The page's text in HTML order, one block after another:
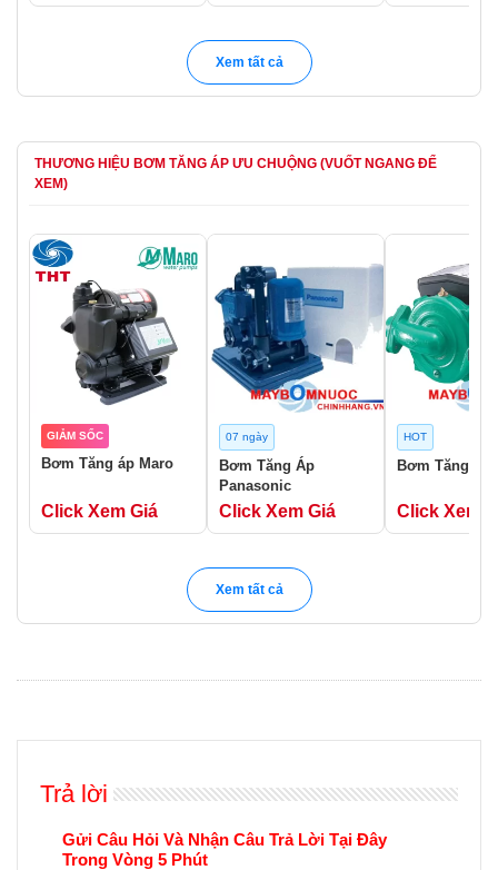
Xem tất cả
THƯƠNG HIỆU BƠM TĂNG ÁP ƯU CHUỘNG (VUỐT NGANG ĐỂ
XEM)
GIẢM SỐC
Bơm Tăng áp Maro
Click Xem Giá
07 ngày
Bơm Tăng Áp
Panasonic
Click Xem Giá
HOT
Bơm Tăng Áp
Click Xem
Xem tất cả
Trả lời
Gửi Câu Hỏi Và Nhận Câu Trả Lời Tại Đây
Trong Vòng 5 Phút